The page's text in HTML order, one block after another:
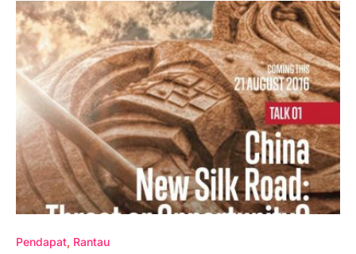
Pendapat Rantau